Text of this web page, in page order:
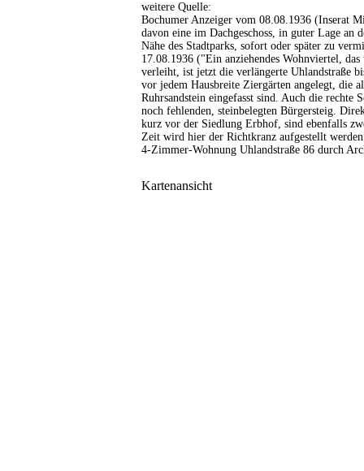
weitere Quelle:
Bochumer Anzeiger vom 08.08.1936 (Inserat
davon eine im Dachgeschoss, in guter Lage
Nähe des Stadtparks, sofort oder später zu
17.08.1936 ("Ein anziehendes Wohnviertel, das
verleiht, ist jetzt die verlängerte Uhlandstraße
vor jedem Hausbreite Ziergärten angelegt, die
Ruhrsandstein eingefasst sind. Auch die rechte
noch fehlenden, steinbelegten Bürgersteig.
kurz vor der Siedlung Erbhof, sind ebenfalls
Zeit wird hier der Richtkranz aufgestellt
4-Zimmer-Wohnung Uhlandstraße 86 durch
Kartenansicht